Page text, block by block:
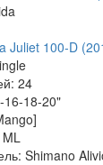
Juliet 100-D
24
16-18-20"
Shimano